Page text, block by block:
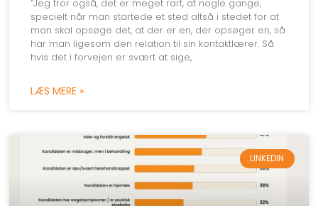
“Jeg tror også, det er meget rart, at nogle gange,
specielt når man startede et sted altså i stedet for at
man skal opsøge det, at der er en, der opsøger en, så
har man ligesom den relation til sin kontaktlærer. Så
hvis det i forvejen er svært at sige,
LÆS MERE »
LINKEDIN